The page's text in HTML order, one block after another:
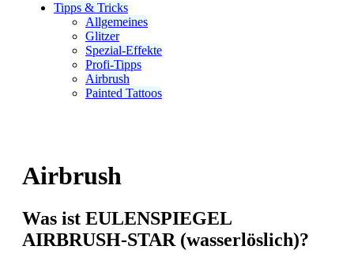
Tipps & Tricks
Allgemeines
Glitzer
Spezial-Effekte
Profi-Tipps
Airbrush
Painted Tattoos
Airbrush
Was ist EULENSPIEGEL
AIRBRUSH-STAR (wasserlöslich)?